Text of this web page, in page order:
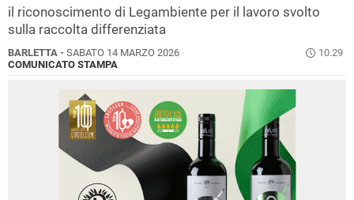
il riconoscimento di Legambiente per il lavoro svolto
sulla raccolta differenziata
BARLETTA - SABATO 14 MARZO 2026
10.29
COMUNICATO STAMPA